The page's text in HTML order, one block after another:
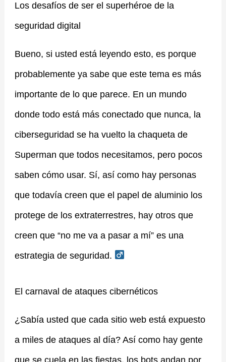
Los desafíos de ser el superhéroe de la
seguridad digital
Bueno, si usted está leyendo esto, es porque
probablemente ya sabe que este tema es más
importante de lo que parece. En un mundo
donde todo está más conectado que nunca, la
ciberseguridad se ha vuelto la chaqueta de
Superman que todos necesitamos, pero pocos
saben cómo usar. Sí, así como hay personas
que todavía creen que el papel de aluminio los
protege de los extraterrestres, hay otros que
creen que “no me va a pasar a mí” es una
estrategia de seguridad. ‍
El carnaval de ataques cibernéticos
¿Sabía usted que cada sitio web está expuesto
a miles de ataques al día? Así como hay gente
que se cuela en las fiestas, los bots andan por